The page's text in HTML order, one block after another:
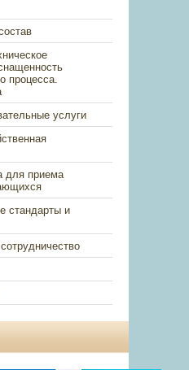
процесса.
услуги
для приема
стандарты и